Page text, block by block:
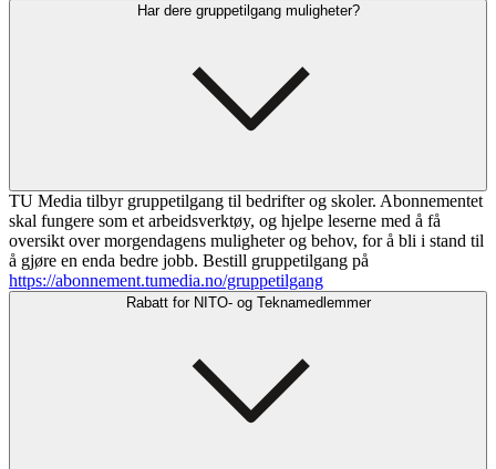
Har dere gruppetilgang muligheter?
TU Media tilbyr gruppetilgang til bedrifter og skoler. Abonnementet
skal fungere som et arbeidsverktøy, og hjelpe leserne med å få
oversikt over morgendagens muligheter og behov, for å bli i stand til
å gjøre en enda bedre jobb. Bestill gruppetilgang på
https://abonnement.tumedia.no/gruppetilgang
Rabatt for NITO- og Teknamedlemmer